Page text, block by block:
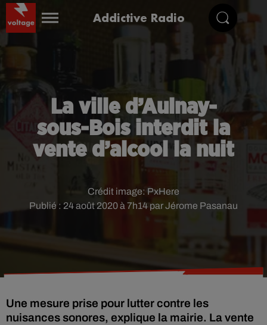
Addictive Radio
La ville d’Aulnay-
sous-Bois interdit la
vente d’alcool la nuit
Publié : 24 août 2020 à 7h14 par Jérome Pasanau
Crédit image: PxHere
Une mesure prise pour lutter contre les
nuisances sonores, explique la mairie. La vente